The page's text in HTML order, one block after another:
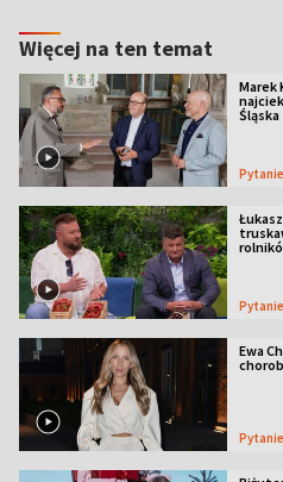
Więcej na ten temat
Marek
Śląska
Ewa